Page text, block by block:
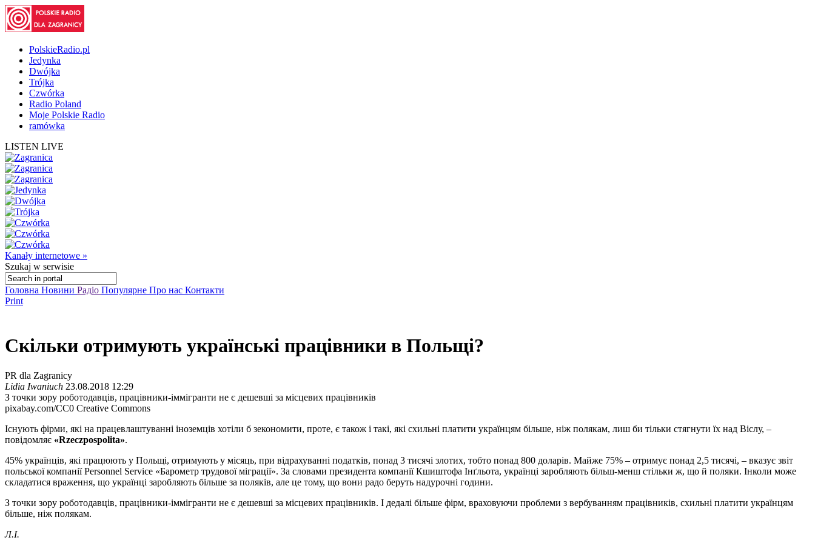
PolskieRadio.pl
Jedynka
Dwójka
Trójka
Czwórka
Radio Poland
Moje Polskie Radio
ramówka
LISTEN LIVE
Kanały internetowe »
Szukaj w serwisie
Головна Новини Радіо Популярне Про нас Контакти
Print
Скільки отримують українські працівники в Польщі?
PR dla Zagranicy
Lidia Iwaniuch 23.08.2018 12:29
З точки зору роботодавців, працівники-іммігранти не є дешевші за місцевих працівників
pixabay.com/CC0 Creative Commons
Існують фірми, які на працевлаштуванні іноземців хотіли б зекономити, проте, є також і такі, які схильні платити українцям більше, ніж полякам, лиш би тільки стягнути їх над Віслу, –
повідомляє «Rzeczpospolita».
45% українців, які працюють у Польщі, отримують у місяць, при відрахуванні податків, понад 3 тисячі злотих, тобто понад 800 доларів. Майже 75% – отримує понад 2,5 тисячі, – вказує звіт
польської компанії Personnel Service «Барометр трудової міграції». За словами президента компанії Кшиштофа Інґльота, українці заробляють більш-менш стільки ж, що й поляки. Інколи може
складатися враження, що українці заробляють більше за поляків, але це тому, що вони радо беруть надурочні години.
З точки зору роботодавців, працівники-іммігранти не є дешевші за місцевих працівників. І дедалі більше фірм, враховуючи проблеми з вербуванням працівників, схильні платити українцям
більше, ніж полякам.
Л.І.